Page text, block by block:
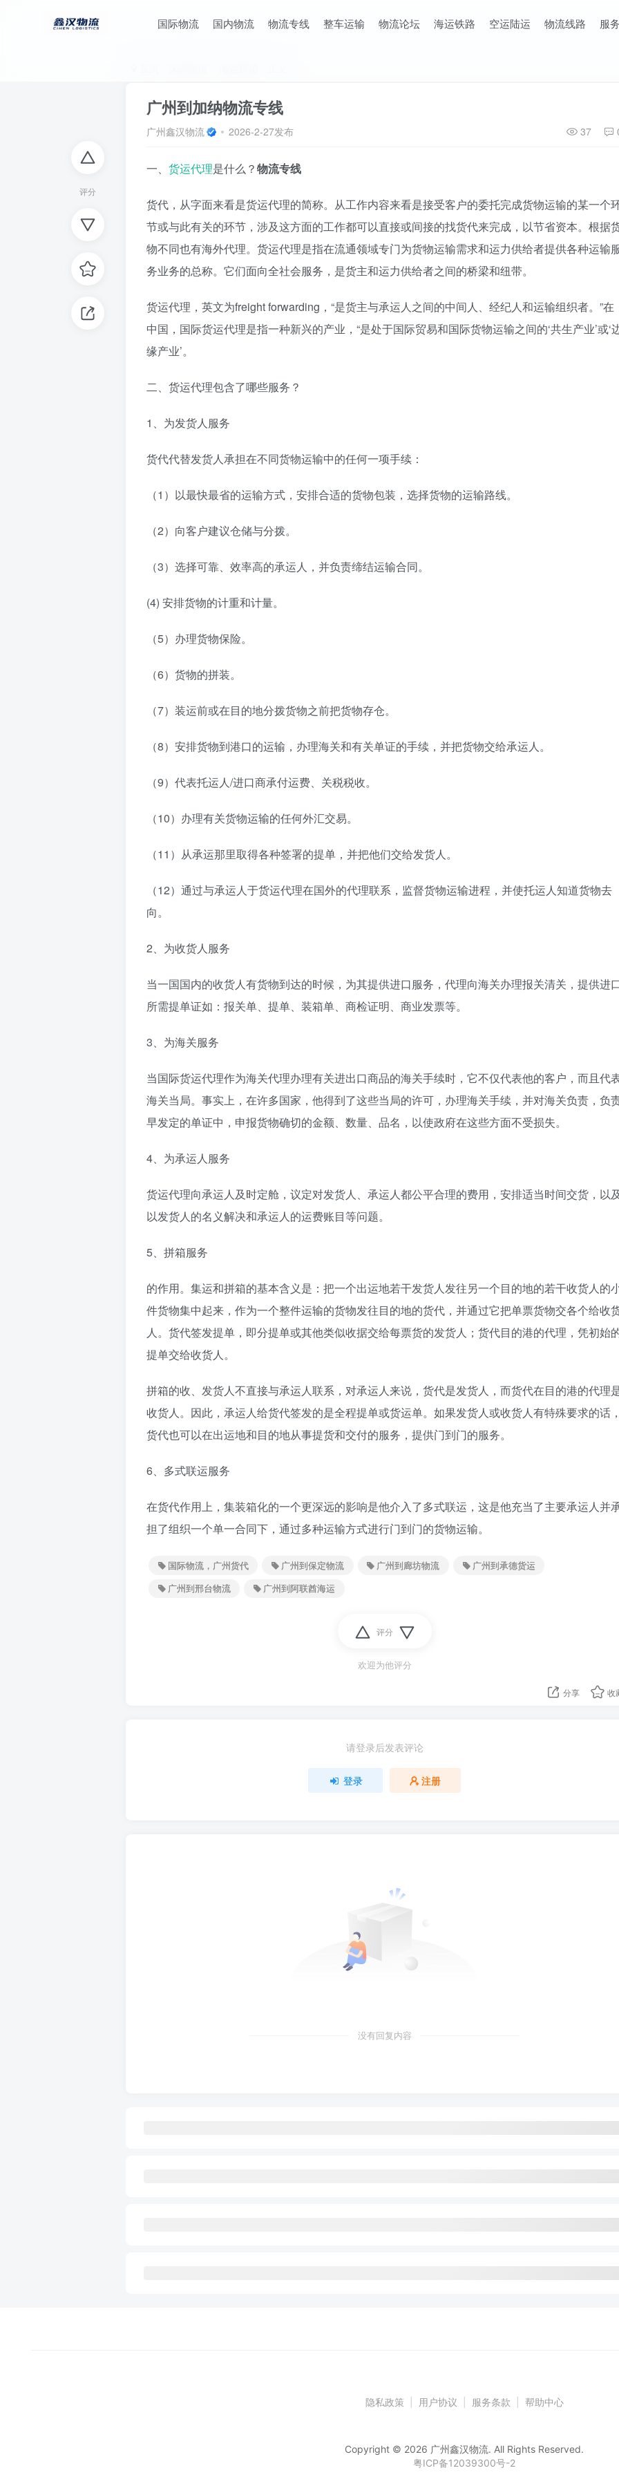
国际物流 国内物流 物流专线 整车运输 物流论坛 海运铁路 空运陆运 物流线路 服
评分
广州到加纳物流专线
广州鑫汉物流 2026-2-27发布 37
一、 货运代理是什么？物流专线
货代，从字面来看是货运代理的简称。从工作内容来看是接受客户的委托完成货物运输的某一个
节或与此有关的环节，涉及这方面的工作都可以直接或间接的找货代来完成，以节省资本。根据
物不同也有海外代理。货运代理是指在流通领域专门为货物运输需求和运力供给者提供各种运输
务业务的总称。它们面向全社会服务，是货主和运力供给者之间的桥梁和纽带。
货运代理，英文为freight forwarding，“是货主与承运人之间的中间人、经纪人和运输组织者。”在
中国，国际货运代理是指一种新兴的产业，“是处于国际贸易和国际货物运输之间的‘共生产业’或‘
缘产业’。
二、货运代理包含了哪些服务？
1、为发货人服务
货代代替发货人承担在不同货物运输中的任何一项手续：
（1）以最快最省的运输方式，安排合适的货物包装，选择货物的运输路线。
（2）向客户建议仓储与分拨。
（3）选择可靠、效率高的承运人，并负责缔结运输合同。
(4) 安排货物的计重和计量。
（5）办理货物保险。
（6）货物的拼装。
（7）装运前或在目的地分拨货物之前把货物存仓。
（8）安排货物到港口的运输，办理海关和有关单证的手续，并把货物交给承运人。
（9）代表托运人/进口商承付运费、关税税收。
（10）办理有关货物运输的任何外汇交易。
（11）从承运那里取得各种签署的提单，并把他们交给发货人。
（12）通过与承运人于货运代理在国外的代理联系，监督货物运输进程，并使托运人知道货物去
向。
2、为收货人服务
当一国国内的收货人有货物到达的时候，为其提供进口服务，代理向海关办理报关清关，提供进
所需提单证如：报关单、提单、装箱单、商检证明、商业发票等。
3、为海关服务
当国际货运代理作为海关代理办理有关进出口商品的海关手续时，它不仅代表他的客户，而且代
海关当局。事实上，在许多国家，他得到了这些当局的许可，办理海关手续，并对海关负责，负
早发定的单证中，申报货物确切的金额、数量、品名，以使政府在这些方面不受损失。
4、为承运人服务
货运代理向承运人及时定舱，议定对发货人、承运人都公平合理的费用，安排适当时间交货，以
以发货人的名义解决和承运人的运费账目等问题。
5、拼箱服务
的作用。集运和拼箱的基本含义是：把一个出运地若干发货人发往另一个目的地的若干收货人的
件货物集中起来，作为一个整件运输的货物发往目的地的货代，并通过它把单票货物交各个给收
人。货代签发提单，即分提单或其他类似收据交给每票货的发货人；货代目的港的代理，凭初始
提单交给收货人。
拼箱的收、发货人不直接与承运人联系，对承运人来说，货代是发货人，而货代在目的港的代理
收货人。因此，承运人给货代签发的是全程提单或货运单。如果发货人或收货人有特殊要求的话
货代也可以在出运地和目的地从事提货和交付的服务，提供门到门的服务。
6、多式联运服务
在货代作用上，集装箱化的一个更深远的影响是他介入了多式联运，这是他充当了主要承运人并
担了组织一个单一合同下，通过多种运输方式进行门到门的货物运输。
国际物流，广州货代 广州到保定物流 广州到廊坊物流
广州到承德货运
广州到邢台物流
广州到阿联酋海运
评分
欢迎为他评分
分享 收
请登录后发表评论
登录 注册
没有回复内容
隐私政策 用户协议 服务条款 帮助中心
Copyright © 2026 广州鑫汉物流. All Rights Reserved.
粤ICP备12039300号-2